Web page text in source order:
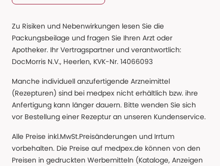
Zu Risiken und Nebenwirkungen lesen Sie die
Packungsbeilage und fragen Sie Ihren Arzt oder
Apotheker. Ihr Vertragspartner und verantwortlich:
DocMorris N.V., Heerlen, KVK-Nr. 14066093
Manche individuell anzufertigende Arzneimittel
(Rezepturen) sind bei medpex nicht erhältlich bzw. ihre
Anfertigung kann länger dauern. Bitte wenden Sie sich
vor Bestellung einer Rezeptur an unseren Kundenservice.
Alle Preise inkl.MwSt.Preisänderungen und Irrtum
vorbehalten. Die Preise auf medpex.de können von den
Preisen in gedruckten Werbemitteln (Kataloge, Anzeigen